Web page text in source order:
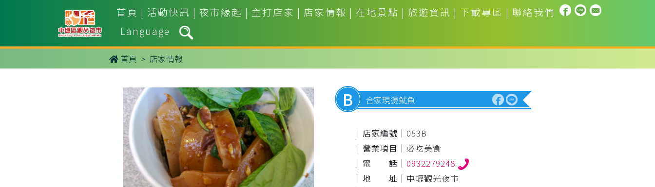
首頁 | 活動快訊 | 夜市緣起 | 主打店家 | 店家情報 | 在地景點 | 旅遊資訊 | 下載專區 | 聯絡我們
Language
首頁 > 店家情報
B 合家現燙魷魚
｜店家編號｜ 053B
｜營業項目｜ 必吃美食
｜電 話｜ 0932279248
｜地 址｜ 中壢觀光夜市